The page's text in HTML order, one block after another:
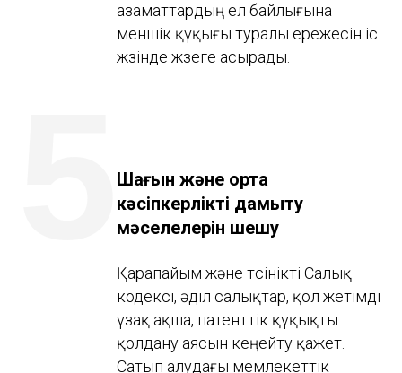
азаматтардың ел байлығына
меншік құқығы туралы ережесін іс
жүзінде жүзеге асырады.
Шағын және орта
кәсіпкерлікті дамыту
мәселелерін шешу
Қарапайым және түсінікті Салық
кодексі, әділ салықтар, қол жетімді
ұзақ ақша, патенттік құқықты
қолдану аясын кеңейту қажет.
Сатып алудағы мемлекеттік